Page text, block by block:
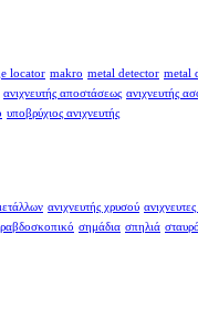
locator makro metal detector metal
ανιχνευτής αποστάσεως ανιχνευτής
υποβρύχιος ανιχνευτής
ανιχνευτής χρυσού
ραβδοσκοπικό σημάδια σπηλιά